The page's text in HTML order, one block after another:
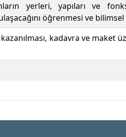
yerleri, yapıları ve
öğrenmesi ve bilimsel
kadavra ve maket